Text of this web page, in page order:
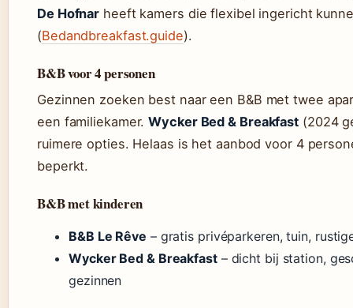
De Hofnar heeft kamers die flexibel ingericht
(Bedandbreakfast.guide).
B&B voor 4 personen
Gezinnen zoeken best naar een B&B met twee
een familiekamer.Wycker Bed & Breakfast (2024
ruimere opties. Helaas is het aanbod voor 4
beperkt.
B&B met kinderen
B&B Le Rêve – gratis privéparkeren, tuin,
Wycker Bed & Breakfast– dicht bij station,
gezinnen